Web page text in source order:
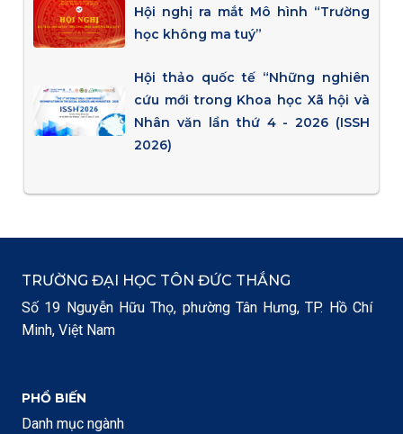
Hội nghị ra mắt Mô hình “Trường
học không ma tuý”
Hội thảo quốc tế “Những nghiên
cứu mới trong Khoa học Xã hội và
Nhân văn lần thứ 4 - 2026 (ISSH
2026)
TRƯỜNG ĐẠI HỌC TÔN ĐỨC THẮNG
Số 19 Nguyễn Hữu Thọ, phường Tân Hưng, TP. Hồ Chí
Minh, Việt Nam
PHỔ BIẾN
Danh mục ngành